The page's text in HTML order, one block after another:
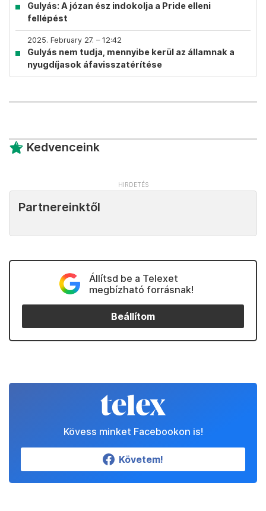
Gulyás: A józan ész indokolja a Pride elleni
fellépést
2025. February 27. – 12:42
Gulyás nem tudja, mennyibe kerül az államnak a
nyugdíjasok áfavisszatérítése
Kedvenceink
Partnereinktől
Állítsd be a Telexet
megbízható forrásnak!
Beállítom
Kövess minket Facebookon is!
Követem!